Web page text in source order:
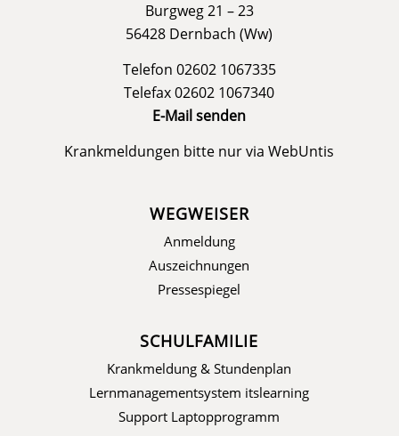
Burgweg 21 – 23
56428 Dernbach (Ww)
Telefon 02602 1067335
Telefax 02602 1067340
E-Mail senden
Krankmeldungen bitte nur viaWebUntis
WEGWEISER
Anmeldung
Auszeichnungen
Pressespiegel
SCHULFAMILIE
Krankmeldung & Stundenplan
Lernmanagementsystem itslearning
Support Laptopprogramm